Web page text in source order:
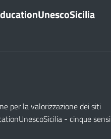
per la valorizzazione dei siti
- cinque sensi